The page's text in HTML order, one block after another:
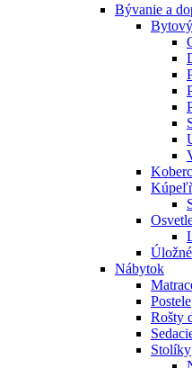
Bývanie a
Nábytok
Postele
Rošty
Stolíky